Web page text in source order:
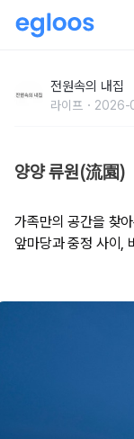
전원속의 내집
라이프 2026-
양양 류원(流園)
가족만의 공간을 찾
앞마당과 중정 사이,